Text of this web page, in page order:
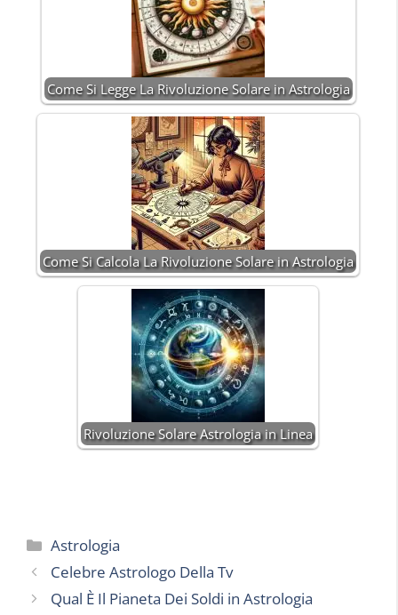
Come Si Legge La Rivoluzione Solare in Astrologia
Come Si Calcola La Rivoluzione Solare in Astrologia
Rivoluzione Solare Astrologia in Linea
Categorie
Astrologia
Celebre Astrologo Della Tv
Qual È Il Pianeta Dei Soldi in Astrologia